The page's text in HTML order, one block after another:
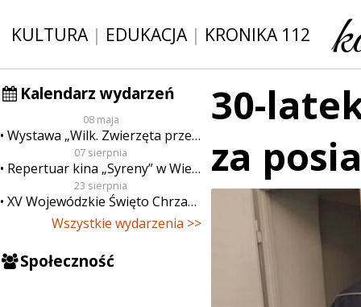
KULTURA| EDUKACJA| KRONIKA 112
Kalendarz wydarzeń
08 maja
Wystawa „Wilk. Zwierzęta przeklęte”
07 sierpnia
Repertuar kina „Syreny” w Wieluniu w dn. od 7 do 13 sierpnia
23 sierpnia
XV Wojewódzkie Święto Chrzanu
Wszystkie wydarzenia >>
Społeczność
30-
za